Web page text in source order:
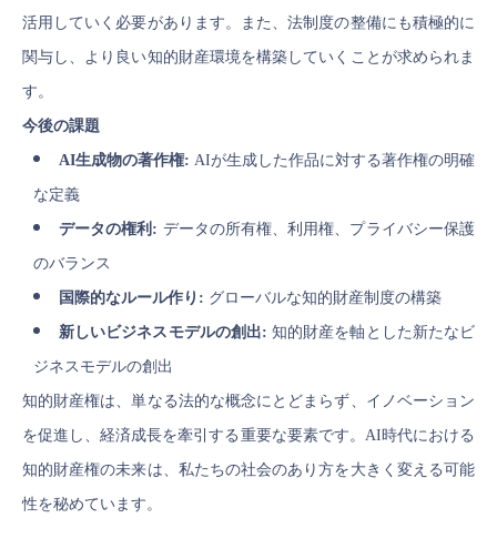
活用していく必要があります。また、法制度の整備にも積極的に
関与し、より良い知的財産環境を構築していくことが求められま
す。
今後の課題
AI生成物の著作権: AIが生成した作品に対する著作権の明確
な定義
データの権利: データの所有権、利用権、プライバシー保護
のバランス
国際的なルール作り: グローバルな知的財産制度の構築
新しいビジネスモデルの創出: 知的財産を軸とした新たなビ
ジネスモデルの創出
知的財産権は、単なる法的な概念にとどまらず、イノベーション
を促進し、経済成長を牽引する重要な要素です。AI時代における
知的財産権の未来は、私たちの社会のあり方を大きく変える可能
性を秘めています。